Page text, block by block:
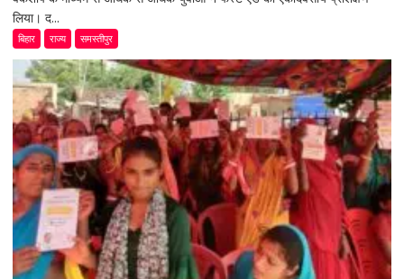
लिया। द...
बिहार राज्य समस्तीपुर